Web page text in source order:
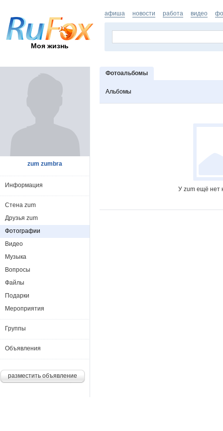
Моя жизнь
афиша новости работа видео
Фотоальбомы
Альбомы
У zum ещё нет
zum zumbra
Информация
Стена zum
Друзья zum
Фотографии
Видео
Музыка
Вопросы
Файлы
Подарки
Мероприятия
Группы
Объявления
разместить объявление